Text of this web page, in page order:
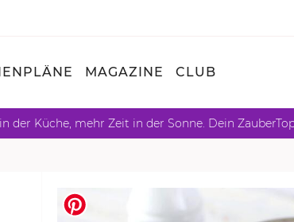
MAGAZINE CLUB
der Küche, mehr Zeit in der Sonne. Dein